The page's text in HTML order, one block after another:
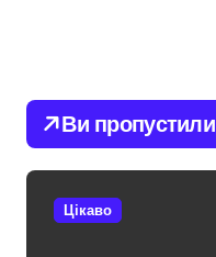
Ви пропустили
Цікаво